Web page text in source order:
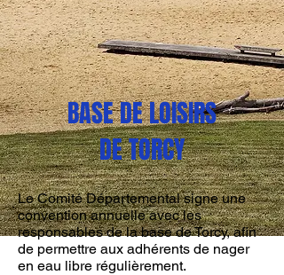
BASE DE LOISIRS
DE TORCY
Le Comité Départemental signe une
convention annuelle avec les
responsables de la base de Torcy, afin
de permettre aux adhérents de nager
en eau libre régulièrement.